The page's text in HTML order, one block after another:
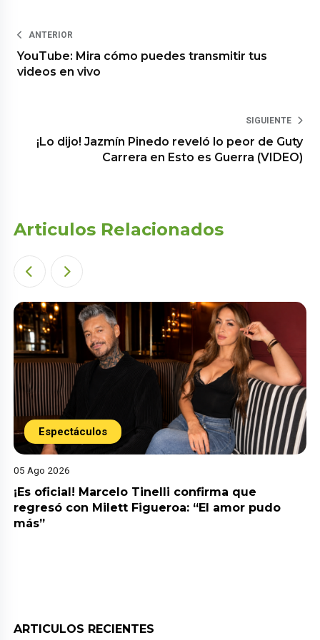
ANTERIOR
YouTube: Mira cómo puedes transmitir tus
videos en vivo
SIGUIENTE
¡Lo dijo! Jazmín Pinedo reveló lo peor de Guty
Carrera en Esto es Guerra (VIDEO)
Articulos Relacionados
Espectáculos
05 Ago 2026
¡Es oficial! Marcelo Tinelli confirma que
regresó con Milett Figueroa: “El amor pudo
más”
ARTICULOS RECIENTES